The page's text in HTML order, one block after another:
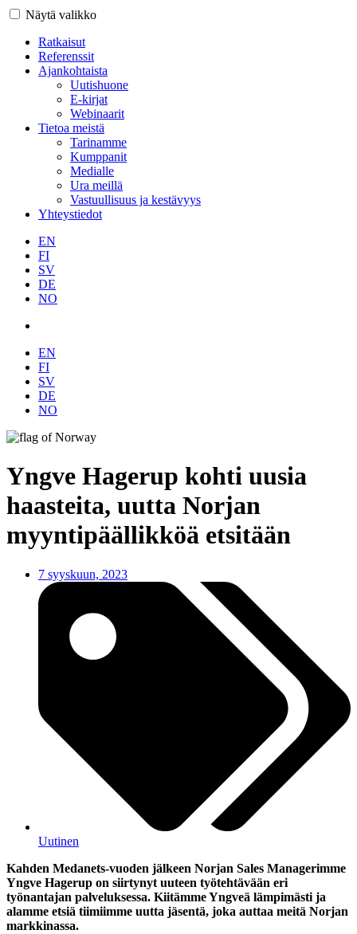
Näytä valikko
Ratkaisut
Referenssit
Ajankohtaista
Uutishuone
E-kirjat
Webinaarit
Tietoa meistä
Tarinamme
Kumppanit
Medialle
Ura meillä
Vastuullisuus ja kestävyys
Yhteystiedot
EN
FI
SV
DE
NO
EN
FI
SV
DE
NO
Yngve Hagerup kohti uusia
haasteita, uutta Norjan
myyntipäällikköä etsitään
7 syyskuun, 2023
Uutinen
Kahden Medanets-vuoden jälkeen Norjan Sales Managerimme
Yngve Hagerup on siirtynyt uuteen työtehtävään eri
työnantajan palveluksessa. Kiitämme Yngveä lämpimästi ja
alamme etsiä tiimiimme uutta jäsentä, joka auttaa meitä Norjan
markkinassa.